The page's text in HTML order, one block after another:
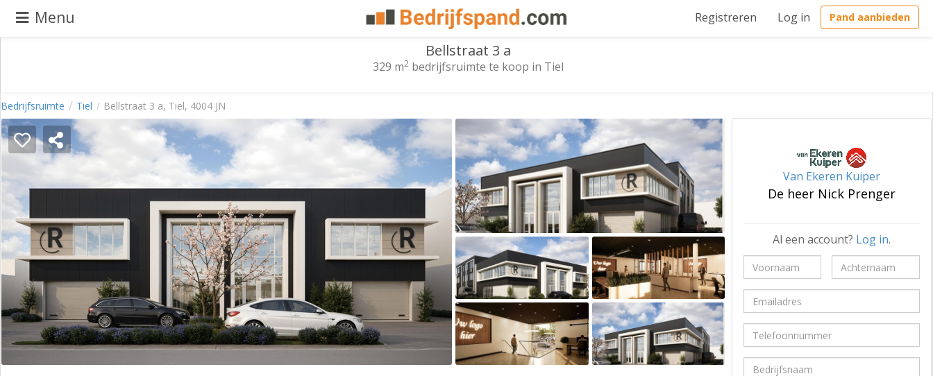
Menu Registreren Log in Pand aanbieden
aanbieden
Pand
zoeken
Waarom
adverteren
Premium
Blog
Registreren
Login
Bedrijfsruimte Tiel Bellstraat 3 a, Tiel, 4004 JN
Bellstraat 3 a
329 m2bedrijfsruimte te koop in Tiel
Van Ekeren Kuiper
De heer Nick Prenger
Al een account? Log in.